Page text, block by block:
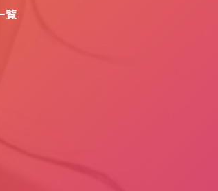
覧